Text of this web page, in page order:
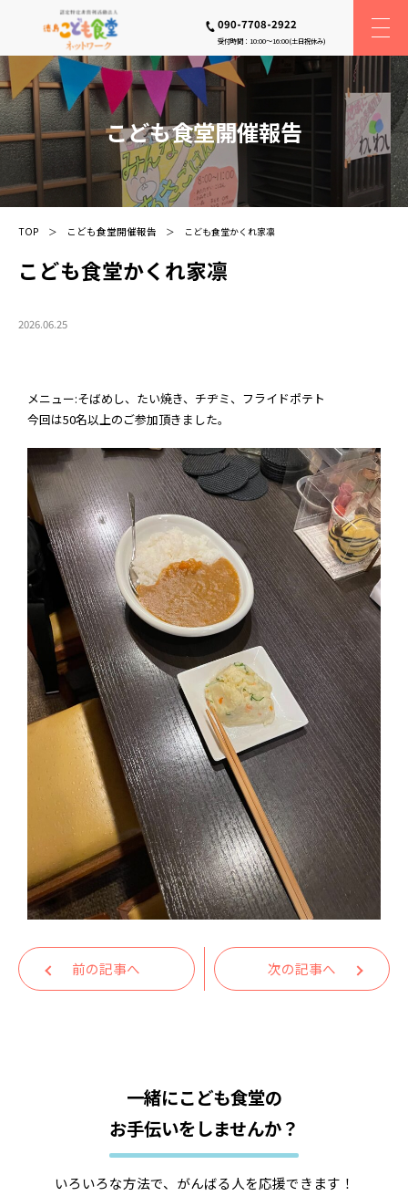
090-7708-2922
受付時間：10:00〜16:00(土日祝休み)
こども食堂開催報告
TOP こども食堂開催報告 こども食堂かくれ家凛
こども食堂かくれ家凛
2026.06.25
メニュー:そばめし、たい焼き、チヂミ、フライドポテト
今回は50名以上のご参加頂きました。
前の記事へ 次の記事へ
一緒にこども食堂の
お手伝いをしませんか？
いろいろな方法で、がんばる人を応援できます！